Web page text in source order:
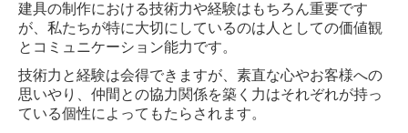
建具の制作における技術力や経験はもちろん重要です
が、私たちが特に大切にしているのは人としての価値観
とコミュニケーション能力です。
技術力と経験は会得できますが、素直な心やお客様への
思いやり、仲間との協力関係を築く力はそれぞれが持っ
ている個性によってもたらされます。